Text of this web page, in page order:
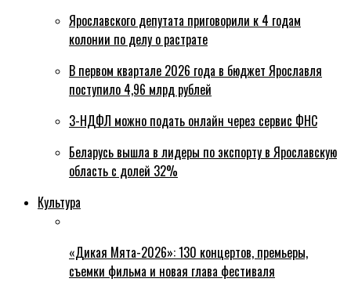
Ярославского депутата приговорили к 4 годам
колонии по делу о растрате
В первом квартале 2026 года в бюджет Ярославля
поступило 4,96 млрд рублей
3-НДФЛ можно подать онлайн через сервис ФНС
Беларусь вышла в лидеры по экспорту в Ярославскую
область с долей 32%
Культура
«Дикая Мята-2026»: 130 концертов, премьеры,
съемки фильма и новая глава фестиваля